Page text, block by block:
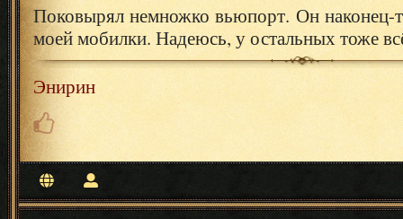
Поковырял немножко вьюпорт. Он наконец-
моей мобилки. Надеюсь, у остальных тоже
Энирин